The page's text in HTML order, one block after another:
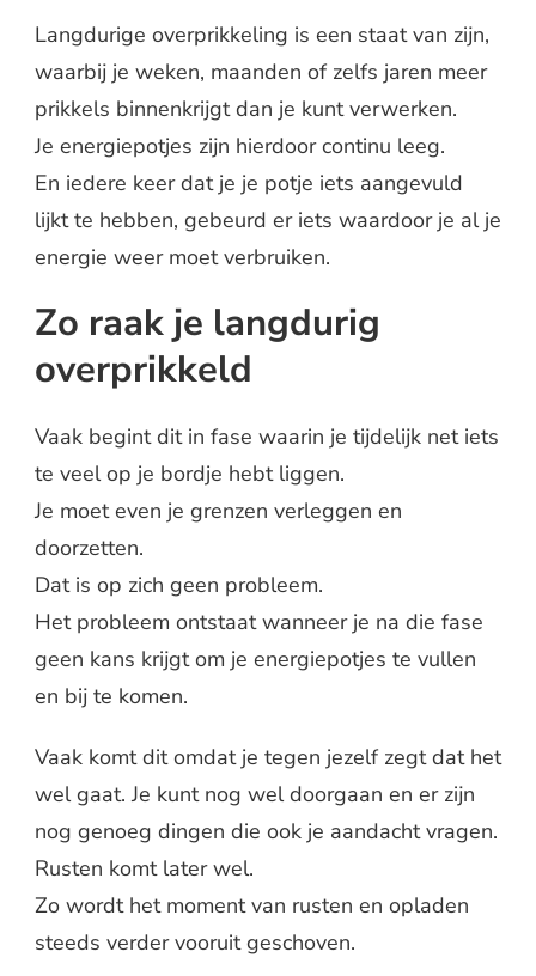
Langdurige overprikkeling is een staat van zijn,
waarbij je weken, maanden of zelfs jaren meer
prikkels binnenkrijgt dan je kunt verwerken.
Je energiepotjes zijn hierdoor continu leeg.
En iedere keer dat je je potje iets aangevuld
lijkt te hebben, gebeurd er iets waardoor je al je
energie weer moet verbruiken.
Zo raak je langdurig
overprikkeld
Vaak begint dit in fase waarin je tijdelijk net iets
te veel op je bordje hebt liggen.
Je moet even je grenzen verleggen en
doorzetten.
Dat is op zich geen probleem.
Het probleem ontstaat wanneer je na die fase
geen kans krijgt om je energiepotjes te vullen
en bij te komen.
Vaak komt dit omdat je tegen jezelf zegt dat het
wel gaat. Je kunt nog wel doorgaan en er zijn
nog genoeg dingen die ook je aandacht vragen.
Rusten komt later wel.
Zo wordt het moment van rusten en opladen
steeds verder vooruit geschoven.